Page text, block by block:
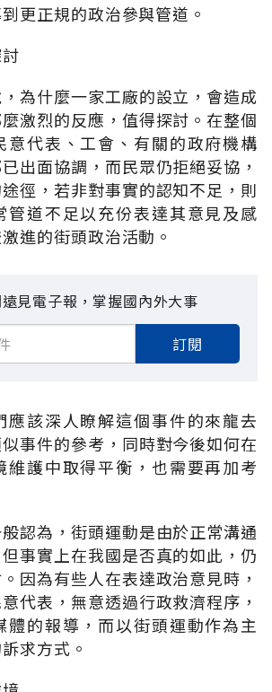
更正規的政治參與管道。
為什麼一家工廠的設立，會造成
激烈的反應，值得探討。在整個
意代表、工會、有關的政府機構
已出面協調，而民眾仍拒絕妥協，
徑，若非對事實的認知不足，則
管道不足以充份表達其意見及感
進的街頭政治活動。
見電子報，掌握國內外大事
訂閱
應該深人瞭解這個事件的來龍去
事件的參考，同時對今後如何在
維護中取得平衡，也需要再加考
認為，街頭運動是由於正常溝通
事實上在我國是否真的如此，仍
因為有些人在表達政治意見時，
代表，無意透過行政救濟程序，
體的報導，而以街頭運動作為主
求方式。